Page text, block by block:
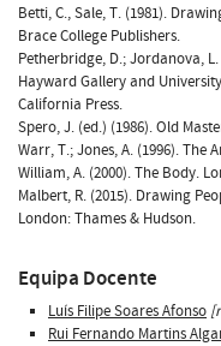
Betti, C., Sale, T. (1981).
Brace College Publishers.
Petherbridge, D.; Jordanova,
Hayward Gallery and
California Press.
Spero, J. (ed.) (1986). Old
Warr, T.; Jones, A. (1996). The
William, A. (2000). The Body.
Malbert, R. (2015). Drawing
London: Thames & Hudson.
Equipa Docente
Luís Filipe Soares Afonso
Rui Fernando Martins